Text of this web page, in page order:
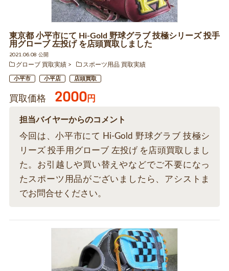
東京都 小平市にて Hi-Gold 野球グラブ 技極シリーズ 投手
用グローブ 左投げ を店頭買取しました
2021.06.08 公開
グローブ 買取実績
スポーツ用品 買取実績
小平市 小平店 店頭買取
買取価格 2000円
担当バイヤーからのコメント
今回は、小平市にて Hi-Gold 野球グラブ 技極シ
リーズ 投手用グローブ 左投げ を店頭買取しまし
た。お引越しや買い替えやなどでご不要になっ
たスポーツ用品がございましたら、アシストま
でお問合せください。